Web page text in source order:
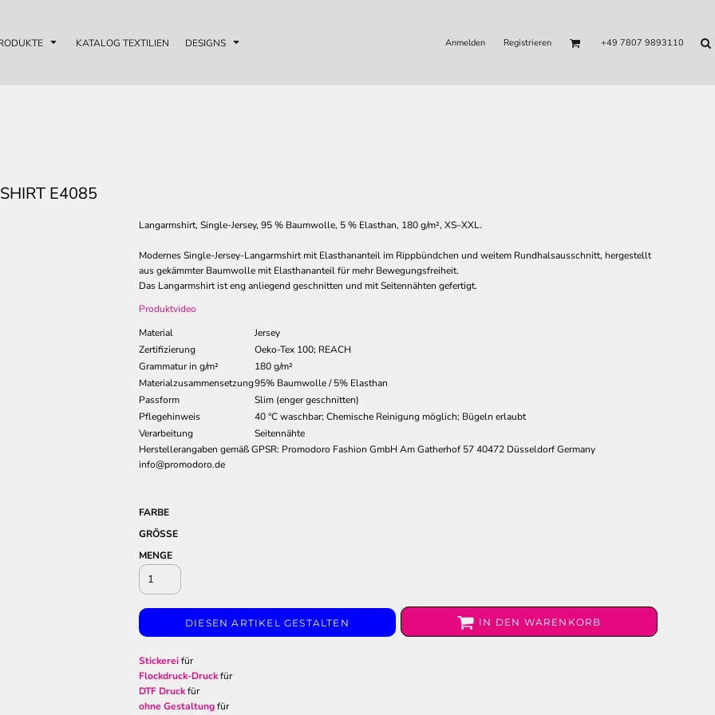
KATALOG TEXTILIEN DESIGNS Anmelden Registrieren +49 7807 9893110
E4085
Langarmshirt, Single-Jersey, 95 % Baumwolle, 5 % Elasthan, 180 g/m², XS–XXL.
Modernes Single-Jersey-Langarmshirt mit Elasthananteil im Rippbündchen und weitem Rundhalsausschnitt, hergestellt
aus gekämmter Baumwolle mit Elasthananteil für mehr Bewegungsfreiheit.
Das Langarmshirt ist eng anliegend geschnitten und mit Seitennähten gefertigt.
Produktvideo
Material
Jersey
Zertifizierung
Oeko-Tex 100; REACH
Grammatur in g/m²
180 g/m²
Materialzusammensetzung95% Baumwolle / 5% Elasthan
Passform
Slim (enger geschnitten)
Pflegehinweis
40 °C waschbar; Chemische Reinigung möglich; Bügeln erlaubt
Verarbeitung
Seitennähte
Herstellerangaben gemäß GPSR: Promodoro Fashion GmbH Am Gatherhof 57 40472 Düsseldorf Germany
info@promodoro.de
FARBE
GRÖSSE
MENGE
DIESEN ARTIKEL GESTALTEN IN DEN WARENKORB
Stickereifür
Flockdruck-Druckfür
DTF Druckfür
ohne Gestaltungfür